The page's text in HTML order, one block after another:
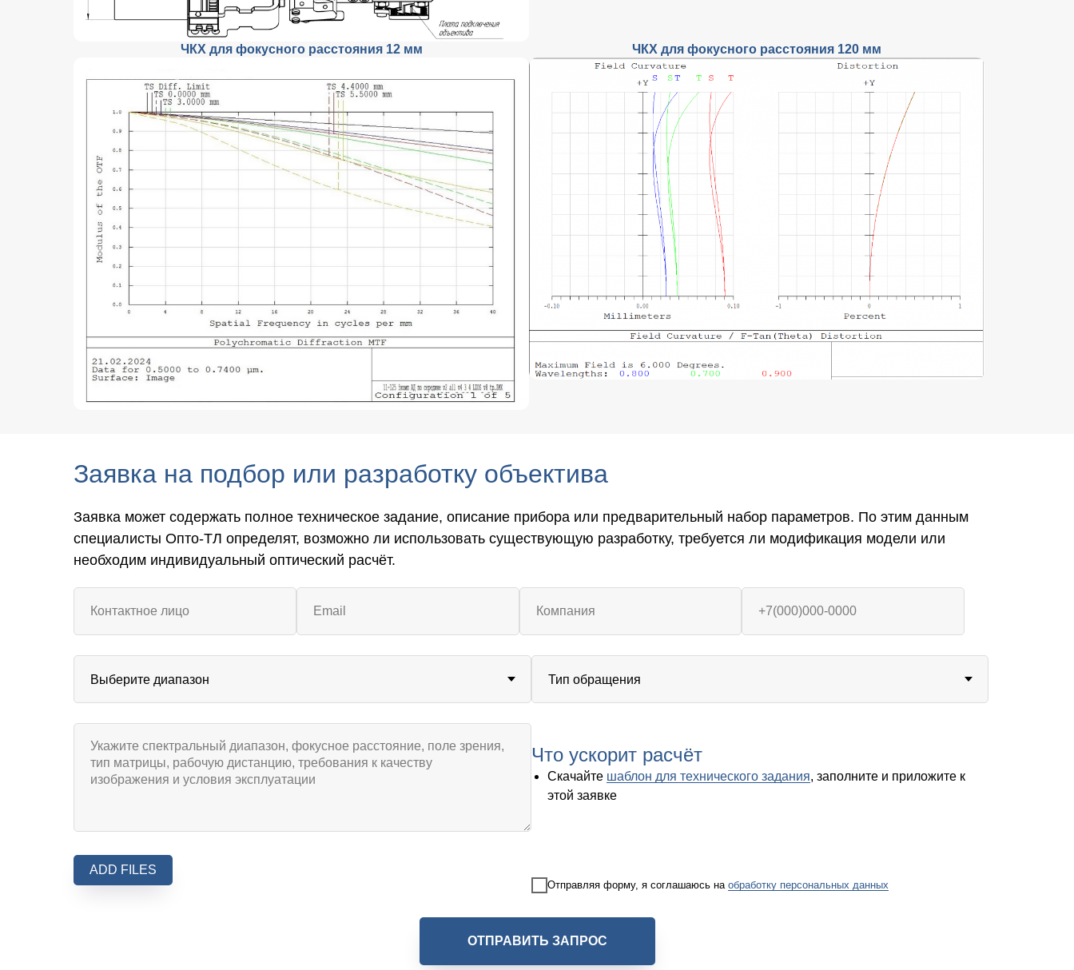
ЧКХ для фокусного расстояния 12 мм ЧКХ для фокусного расстояния 120 мм
Заявка на подбор или разработку объектива
Заявка может содержать полное техническое задание, описание прибора или предварительный набор параметров. По этим данным
специалисты Опто-ТЛ определят, возможно ли использовать существующую разработку, требуется ли модификация модели или
необходим индивидуальный оптический расчёт.
Что ускорит расчёт
Скачайте шаблон для технического задания, заполните и приложите к
этой заявке
ADD FILES
Отправляя форму, я соглашаюсь на обработку персональных данных
ОТПРАВИТЬ ЗАПРОС